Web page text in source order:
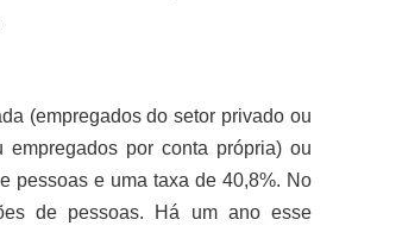
(empregados do setor privado ou
empregados por conta própria) ou
pessoas e uma taxa de 40,8%. No
de pessoas. Há um ano esse